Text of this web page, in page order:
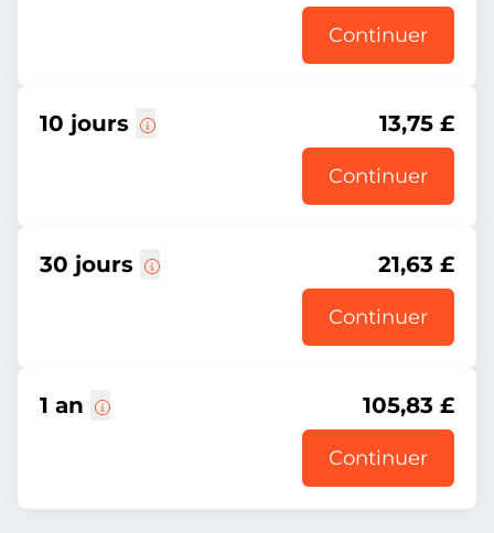
Continuer
10 jours 13,75 £
Continuer
30 jours 21,63 £
Continuer
1 an 105,83 £
Continuer